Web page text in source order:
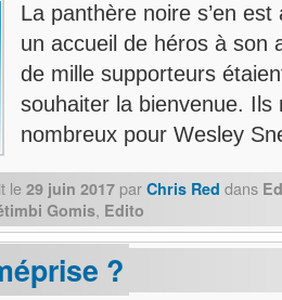
La panthère noire s’en
un accueil de héros à son
de mille supporteurs
souhaiter la bienvenue. Ils
nombreux pour Wesley
le 29 juin 2017 par Chris Red dans
Gomis, Edito
?